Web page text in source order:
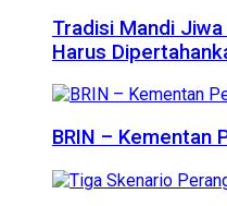
Tradisi Mandi
Harus
BRIN – Kementan